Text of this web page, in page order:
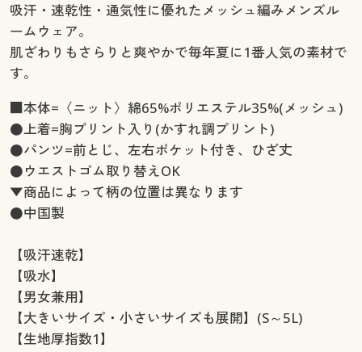
吸汗・速乾性・通気性に優れたメッシュ編みメンズル
ームウェア。
肌ざわりもさらりと爽やかで毎年夏に1番人気の素材で
す。
■本体=〈ニット〉綿65%ポリエステル35%(メッシュ)
●上着=胸プリント入り(かすれ調プリント)
●パンツ=前とじ、左右ポケット付き、ひざ丈
●ウエストゴム取り替えOK
▼商品によって柄の位置は異なります
●中国製
【吸汗速乾】
【吸水】
【男女兼用】
【大きいサイズ・小さいサイズも展開】(S～5L)
【生地厚指数1】